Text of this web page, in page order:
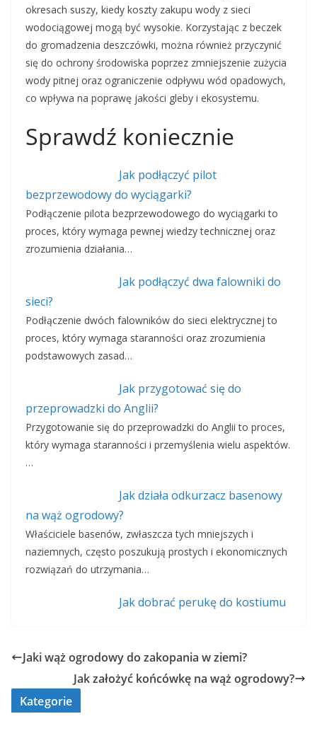
okresach suszy, kiedy koszty zakupu wody z sieci
wodociągowej mogą być wysokie. Korzystając z beczek
do gromadzenia deszczówki, można również przyczynić
się do ochrony środowiska poprzez zmniejszenie zużycia
wody pitnej oraz ograniczenie odpływu wód opadowych,
co wpływa na poprawę jakości gleby i ekosystemu.
Sprawdź koniecznie
Jak podłączyć pilot
bezprzewodowy do wyciągarki?
Podłączenie pilota bezprzewodowego do wyciągarki to
proces, który wymaga pewnej wiedzy technicznej oraz
zrozumienia działania…
Jak podłączyć dwa falowniki do
sieci?
Podłączenie dwóch falowników do sieci elektrycznej to
proces, który wymaga staranności oraz zrozumienia
podstawowych zasad…
Jak przygotować się do
przeprowadzki do Anglii?
Przygotowanie się do przeprowadzki do Anglii to proces,
który wymaga staranności i przemyślenia wielu aspektów.
…
Jak działa odkurzacz basenowy
na wąż ogrodowy?
Właściciele basenów, zwłaszcza tych mniejszych i
naziemnych, często poszukują prostych i ekonomicznych
rozwiązań do utrzymania…
Jak dobrać perukę do kostiumu
Jaki wąż ogrodowy do zakopania w ziemi?
Jak założyć końcówkę na wąż ogrodowy?
Kategorie